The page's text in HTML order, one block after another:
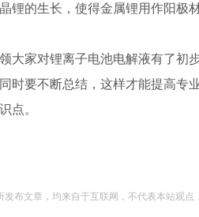
锂的生长，使得金属锂用作阳极
大家对锂离子电池电解液有了初
时要不断总结，这样才能提高专
点。
发布文章，均来自于互联网，不代表本站观